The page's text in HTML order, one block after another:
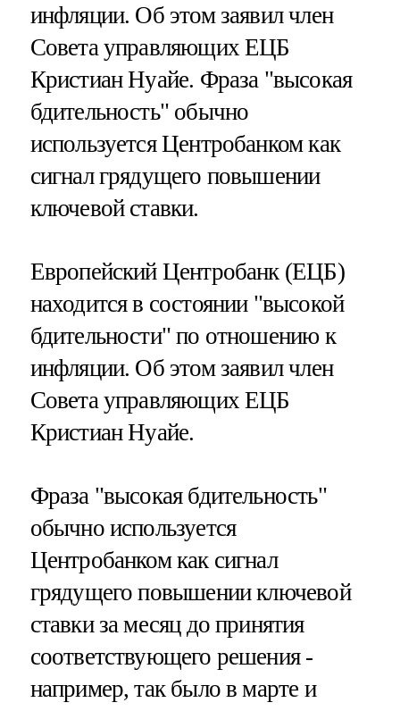
инфляции. Об этом заявил член
Совета управляющих ЕЦБ
Кристиан Нуайе. Фраза "высокая
бдительность" обычно
используется Центробанком как
сигнал грядущего повышении
ключевой ставки.
Европейский Центробанк (ЕЦБ)
находится в состоянии "высокой
бдительности" по отношению к
инфляции. Об этом заявил член
Совета управляющих ЕЦБ
Кристиан Нуайе.
Фраза "высокая бдительность"
обычно используется
Центробанком как сигнал
грядущего повышении ключевой
ставки за месяц до принятия
соответствующего решения -
например, так было в марте и